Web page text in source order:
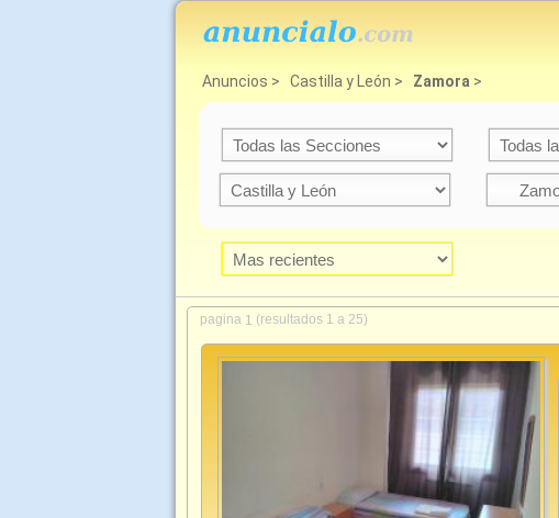
Anuncios > Castilla y León > Zamora >
pagina 1 (resultados 1 a 25)